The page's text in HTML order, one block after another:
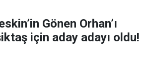
Gönen Orhan’ı
için aday adayı oldu!